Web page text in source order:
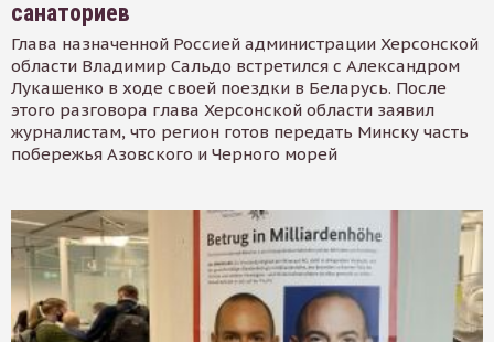
санаториев
Глава назначенной Россией администрации Херсонской
области Владимир Сальдо встретился с Александром
Лукашенко в ходе своей поездки в Беларусь. После
этого разговора глава Херсонской области заявил
журналистам, что регион готов передать Минску часть
побережья Азовского и Черного морей